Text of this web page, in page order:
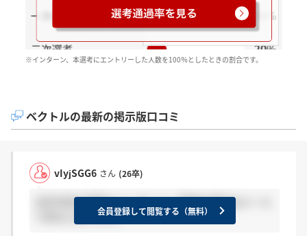
※インターン、本選考にエントリーした人数を100％としたときの割合です。
ベクトルの最新の掲示版口コミ
vIyjSGG6 さん (26卒)
当日内定の電話もらいました！落選の場合はメール
で来ると思います。会員登録して閲覧する（無料）